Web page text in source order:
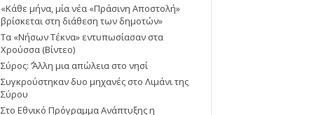
«Κάθε μήνα, μία νέα «Πράσινη Αποστολή»
βρίσκεται στη διάθεση των δημοτών»
Τα «Νήσων Τέκνα» εντυπωσίασαν στα
Χρούσσα (Βίντεο)
Σύρος: ΄’Άλλη μια απώλεια στο νησί
Συγκρούστηκαν δυο μηχανές στο Λιμάνι της
Σύρου
Στο Εθνικό Πρόγραμμα Ανάπτυξης η